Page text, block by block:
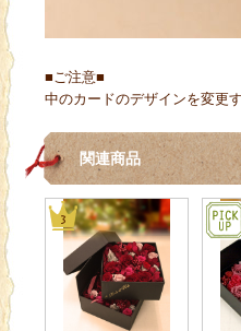
■ご注意■
中のカードのデザインを変更
関連商品